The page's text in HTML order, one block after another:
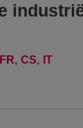
FR CS IT